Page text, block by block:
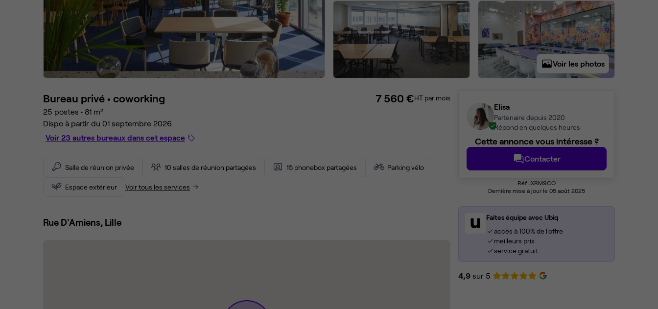
Voir les photos
Elisa
Partenaire depuis 2020
Répond en quelques heures
Cette annonce vous intéresse ?
Contacter
Réf JXRM9CO
Dernière mise à jour le 05 août 2025
Faites équipe avec Ubiq
accès à 100% de l'offre
meilleurs prix
service gratuit
4,9 sur 5
Bureau privé • coworking
25 postes • 81 m²
Dispo à partir du 01 septembre 2026
Voir 23 autres bureaux dans cet espace
7 560 €HT par mois
Salle de réunion privée 10 salles de réunion partagées 15 phonebox partagées Parking vélo
Espace extérieur Voir tous les services
Rue D'Amiens, Lille